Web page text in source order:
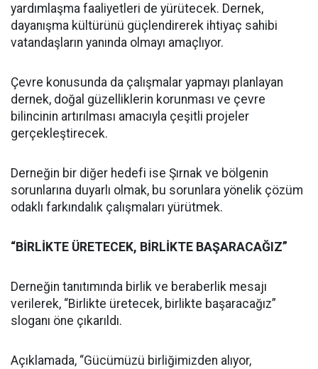
yardımlaşma faaliyetleri de yürütecek. Dernek,
dayanışma kültürünü güçlendirerek ihtiyaç sahibi
vatandaşların yanında olmayı amaçlıyor.
Çevre konusunda da çalışmalar yapmayı planlayan
dernek, doğal güzelliklerin korunması ve çevre
bilincinin artırılması amacıyla çeşitli projeler
gerçekleştirecek.
Derneğin bir diğer hedefi ise Şırnak ve bölgenin
sorunlarına duyarlı olmak, bu sorunlara yönelik çözüm
odaklı farkındalık çalışmaları yürütmek.
“BİRLİKTE ÜRETECEK, BİRLİKTE BAŞARACAĞIZ”
Derneğin tanıtımında birlik ve beraberlik mesajı
verilerek, “Birlikte üretecek, birlikte başaracağız”
sloganı öne çıkarıldı.
Açıklamada, “Gücümüzü birliğimizden alıyor,